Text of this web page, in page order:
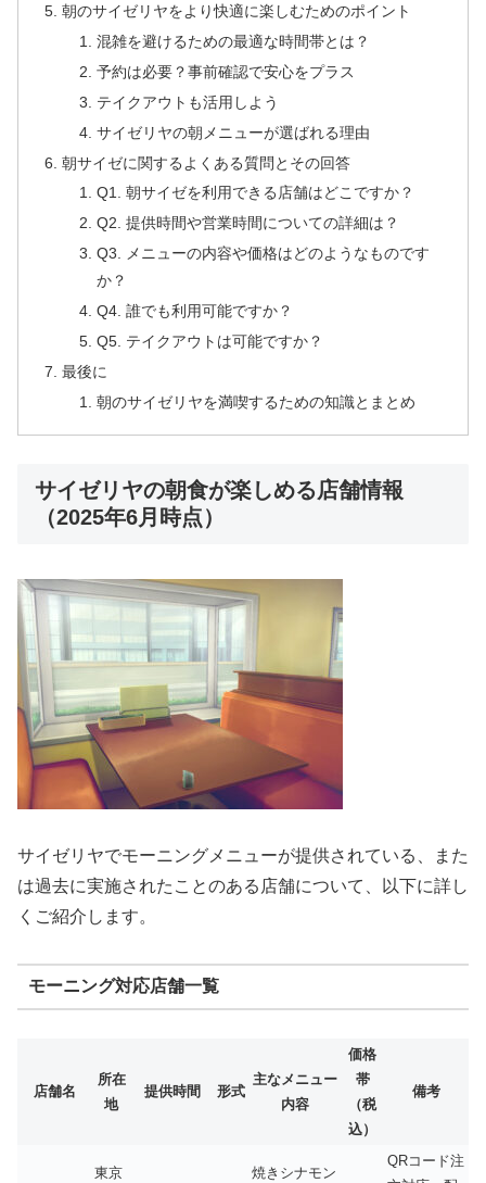
朝のサイゼリヤをより快適に楽しむためのポイント
混雑を避けるための最適な時間帯とは？
予約は必要？事前確認で安心をプラス
テイクアウトも活用しよう
サイゼリヤの朝メニューが選ばれる理由
朝サイゼに関するよくある質問とその回答
Q1. 朝サイゼを利用できる店舗はどこですか？
Q2. 提供時間や営業時間についての詳細は？
Q3. メニューの内容や価格はどのようなものです
か？
Q4. 誰でも利用可能ですか？
Q5. テイクアウトは可能ですか？
最後に
朝のサイゼリヤを満喫するための知識とまとめ
サイゼリヤの朝食が楽しめる店舗情報
（2025年6月時点）
サイゼリヤでモーニングメニューが提供されている、また
は過去に実施されたことのある店舗について、以下に詳し
くご紹介します。
モーニング対応店舗一覧
店舗名
所在
地
提供時間 形式
主なメニュー
内容
価格
帯
（税
込）
備考
東京 焼きシナモン
QRコード注